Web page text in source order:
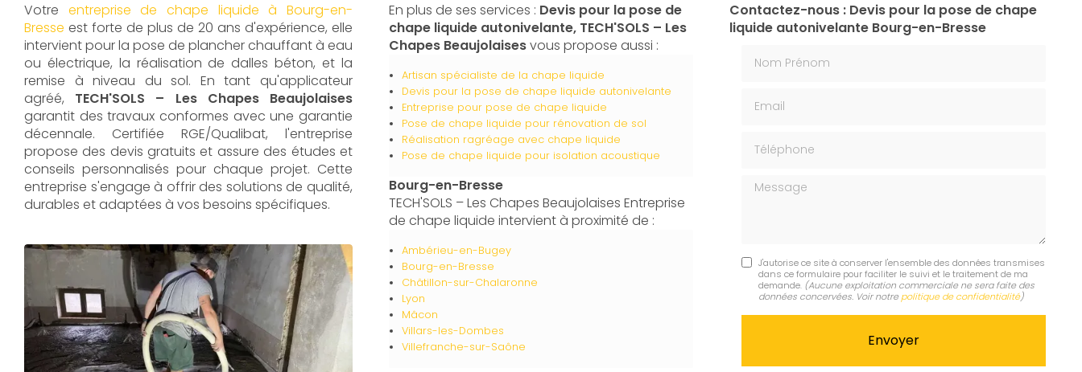
Votre entreprise de chape liquide à Bourg-en-
Bresse est forte de plus de 20 ans d'expérience, elle
intervient pour la pose de plancher chauffant à eau
ou électrique, la réalisation de dalles béton, et la
remise à niveau du sol. En tant qu'applicateur
agréé, TECH'SOLS – Les Chapes Beaujolaises
garantit des travaux conformes avec une garantie
décennale. Certifiée RGE/Qualibat, l'entreprise
propose des devis gratuits et assure des études et
conseils personnalisés pour chaque projet. Cette
entreprise s'engage à offrir des solutions de qualité,
durables et adaptées à vos besoins spécifiques.
En plus de ses services : Devis pour la pose de
chape liquide autonivelante, TECH'SOLS – Les
Chapes Beaujolaisesvous propose aussi :
Artisan spécialiste de la chape liquide
Devis pour la pose de chape liquide autonivelante
Entreprise pour pose de chape liquide
Pose de chape liquide pour rénovation de sol
Réalisation ragréage avec chape liquide
Pose de chape liquide pour isolation acoustique
Bourg-en-Bresse
TECH'SOLS – Les Chapes Beaujolaises Entreprise
de chape liquide intervient à proximité de :
Ambérieu-en-Bugey
Bourg-en-Bresse
Châtillon-sur-Chalaronne
Lyon
Mâcon
Villars-les-Dombes
Villefranche-sur-Saône
Contactez-nous : Devis pour la pose de chape
liquide autonivelante Bourg-en-Bresse
Message
J'autorise ce site à conserver l'ensemble des données transmises
dans ce formulaire pour faciliter le suivi et le traitement de ma
demande. (Aucune exploitation commerciale ne sera faite des
données concervées. Voir notre politique de confidentialité)